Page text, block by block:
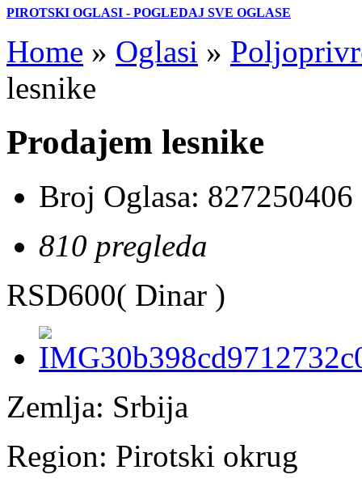
PIROTSKI OGLASI - POGLEDAJ SVE OGLASE
Home » Oglasi »
lesnike
Prodajem lesnike
Broj Oglasa: 827250406
810 pregleda
RSD600( Dinar )
Zemlja: Srbija
Region: Pirotski okrug